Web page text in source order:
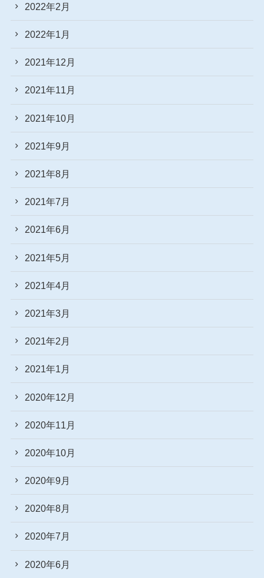
2022年2月
2022年1月
2021年12月
2021年11月
2021年10月
2021年9月
2021年8月
2021年7月
2021年6月
2021年5月
2021年4月
2021年3月
2021年2月
2021年1月
2020年12月
2020年11月
2020年10月
2020年9月
2020年8月
2020年7月
2020年6月